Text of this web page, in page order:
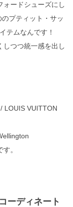
ォードシューズにし
プティット・サッ
テムなんです！
しつつ統一感を出し
LOUIS VUITTON
。
ーディネート